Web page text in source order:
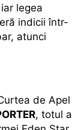
legea
indicii într-
atunci
de Apel
, totul a